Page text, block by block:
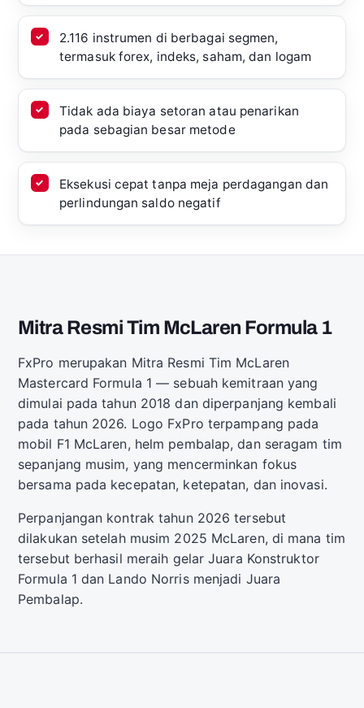
2.116 instrumen di berbagai segmen,
termasuk forex, indeks, saham, dan logam
Tidak ada biaya setoran atau penarikan
pada sebagian besar metode
Eksekusi cepat tanpa meja perdagangan dan
perlindungan saldo negatif
Mitra Resmi Tim McLaren Formula 1
FxPro merupakan Mitra Resmi Tim McLaren
Mastercard Formula 1 — sebuah kemitraan yang
dimulai pada tahun 2018 dan diperpanjang kembali
pada tahun 2026. Logo FxPro terpampang pada
mobil F1 McLaren, helm pembalap, dan seragam tim
sepanjang musim, yang mencerminkan fokus
bersama pada kecepatan, ketepatan, dan inovasi.
Perpanjangan kontrak tahun 2026 tersebut
dilakukan setelah musim 2025 McLaren, di mana tim
tersebut berhasil meraih gelar Juara Konstruktor
Formula 1 dan Lando Norris menjadi Juara
Pembalap.